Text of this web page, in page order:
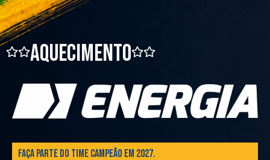
aquecimento
Faça parte do time campeão em 2027.